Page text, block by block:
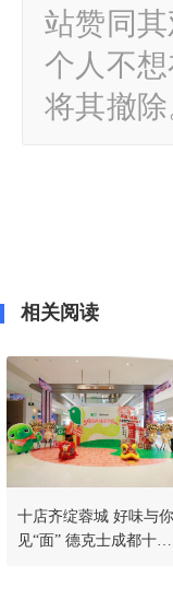
站赞同
个人不
将其撤除
相关阅读
十店齐绽蓉城 好味与你
见“面” 德克士成都十店